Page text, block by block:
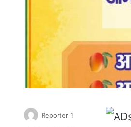
Reporter 1